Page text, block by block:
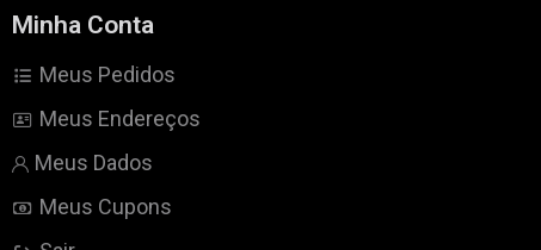
Minha Conta
Meus Pedidos
Meus Endereços
Meus Dados
Meus Cupons